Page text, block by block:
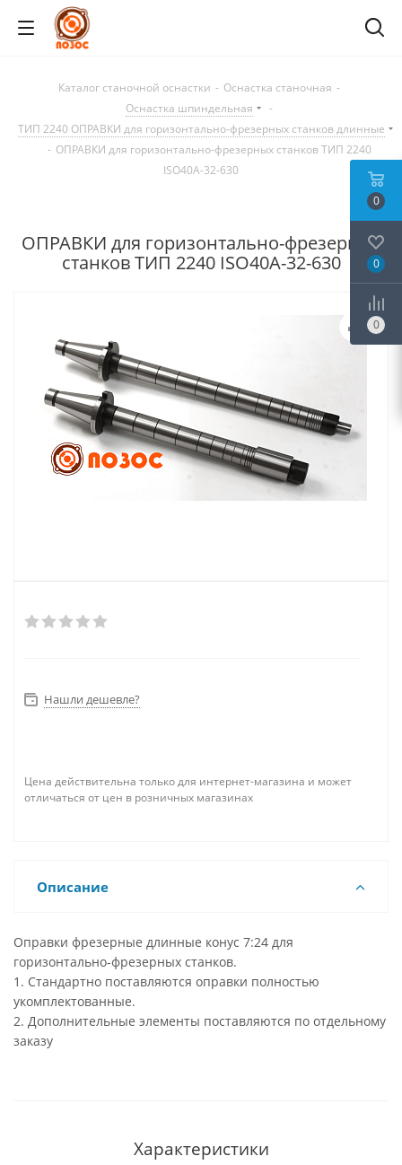
Каталог станочной оснастки - Оснастка станочная -
Оснастка шпиндельная
-
ТИП 2240 ОПРАВКИ для горизонтально-фрезерных станков длинные
- ОПРАВКИ для горизонтально-фрезерных станков ТИП 2240
ISO40A-32-630
ОПРАВКИ для горизонтально-фрезерных
станков ТИП 2240 ISO40A-32-630
Нашли дешевле?
Цена действительна только для интернет-магазина и может
отличаться от цен в розничных магазинах
Описание
Оправки фрезерные длинные конус 7:24 для
горизонтально-фрезерных станков.
1. Стандартно поставляются оправки полностью
укомплектованные.
2. Дополнительные элементы поставляются по отдельному
заказу
Характеристики
0
0
0